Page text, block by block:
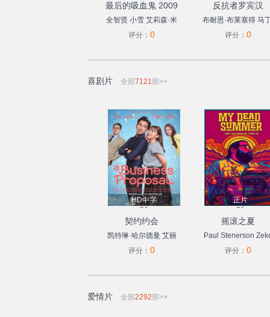
最后的吸血鬼 2009
全智贤 小雪 艾莉森·米
玛歇娜·卢莎
评分： 0
反抗者罗宾汉
布耐恩·布莱塞得 马
克里斯蒂安·奈
评分： 0
喜剧片 全部7121部>>
HD中字
56
契约约会
凯特琳·哈尔德曼 艾丽
尔·塔图姆
评分： 0
正片
59
摇滚之夏
Paul Stenerson
Carlton III Ashlee
评分： 0
爱情片 全部2292部>>